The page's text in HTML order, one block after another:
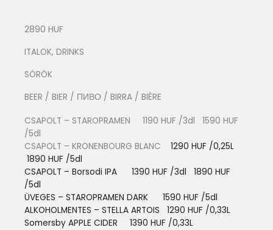
2890 HUF
ITALOK, DRINKS
SÖRÖK
BEER / BIER / ПИВО / BIRRA / BIÈRE
CSAPOLT – STAROPRAMEN 1190 HUF /3dl 1590 HUF
/5dl
CSAPOLT – KRONENBOURG BLANC 1290 HUF /0,25L
1890 HUF /5dl
CSAPOLT – Borsodi IPA 1390 HUF /3dl 1890 HUF
/5dl
ÜVEGES – STAROPRAMEN DARK 1590 HUF /5dl
ALKOHOLMENTES – STELLA ARTOIS 1290 HUF /0,33L
Somersby APPLE CIDER 1390 HUF /0,33L